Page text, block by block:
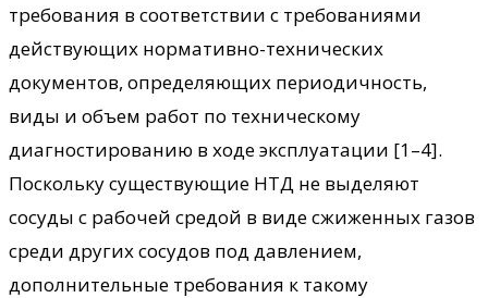
требования в соответствии с требованиями
действующих нормативно-технических
документов, определяющих периодичность,
виды и объем работ по техническому
диагностированию в ходе эксплуатации [1–4].
Поскольку существующие НТД не выделяют
сосуды с рабочей средой в виде сжиженных газов
среди других сосудов под давлением,
дополнительные требования к такому